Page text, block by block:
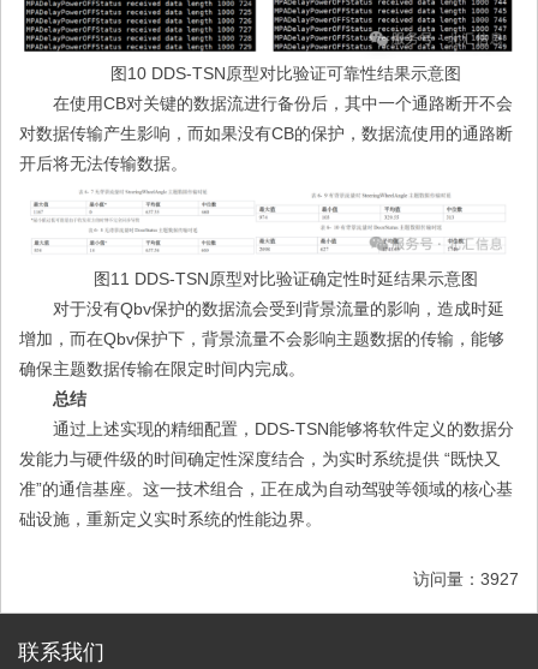
图10 DDS-TSN原型对比验证可靠性结果示意图
在使用CB对关键的数据流进行备份后，其中一个通路断开不会
对数据传输产生影响，而如果没有CB的保护，数据流使用的通路断
开后将无法传输数据。
图11 DDS-TSN原型对比验证确定性时延结果示意图
对于没有Qbv保护的数据流会受到背景流量的影响，造成时延
增加，而在Qbv保护下，背景流量不会影响主题数据的传输，能够
确保主题数据传输在限定时间内完成。
总结
通过上述实现的精细配置，DDS-TSN能够将软件定义的数据分
发能力与硬件级的时间确定性深度结合，为实时系统提供 “既快又
准”的通信基座。这一技术组合，正在成为自动驾驶等领域的核心基
础设施，重新定义实时系统的性能边界。
访问量：3927
联系我们